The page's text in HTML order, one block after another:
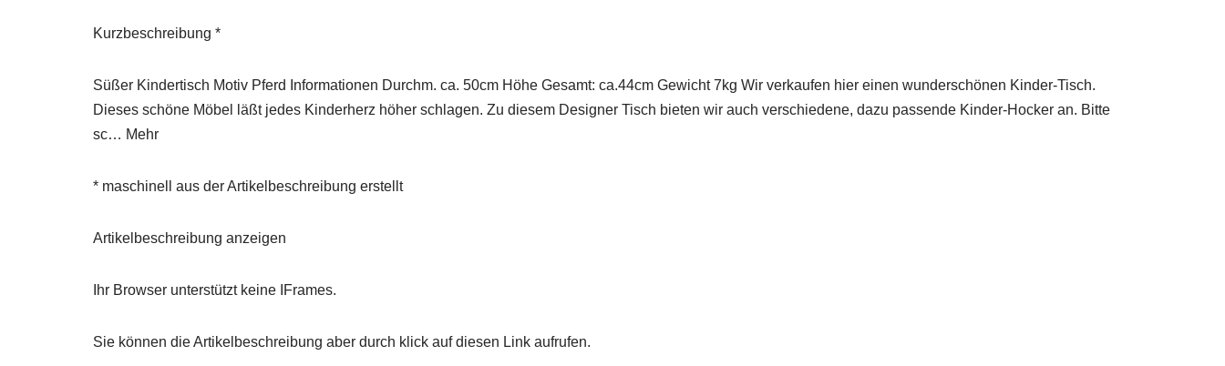
Kurzbeschreibung *
Süßer Kindertisch Motiv Pferd Informationen Durchm. ca. 50cm Höhe Gesamt: ca.44cm Gewicht 7kg Wir verkaufen hier einen wunderschönen Kinder-Tisch.
Dieses schöne Möbel läßt jedes Kinderherz höher schlagen. Zu diesem Designer Tisch bieten wir auch verschiedene, dazu passende Kinder-Hocker an. Bitte
sc… Mehr
* maschinell aus der Artikelbeschreibung erstellt
Artikelbeschreibung anzeigen
Ihr Browser unterstützt keine IFrames.
Sie können die Artikelbeschreibung aber durch klick auf diesen Link aufrufen.